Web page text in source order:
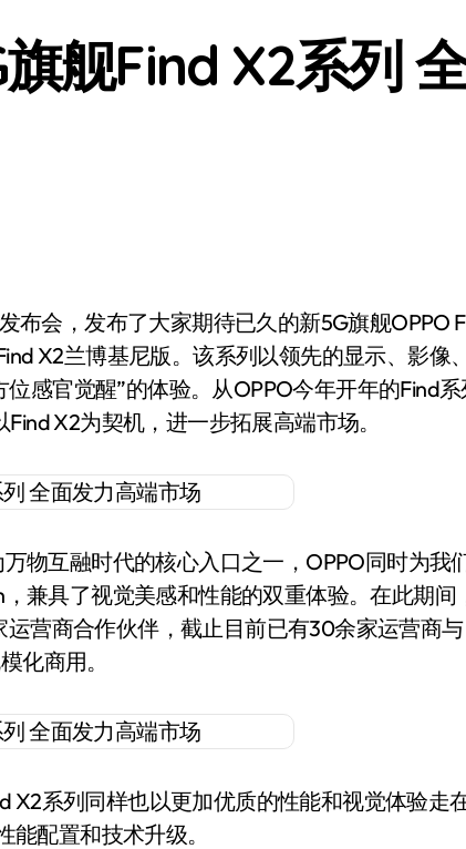
舰Find X2系列
布会，发布了大家期待已久的新5G旗舰OPPO
X2兰博基尼版。该系列以领先的显示、影像、
感官觉醒”的体验。从OPPO今年开年的Find系
X2为契机，进一步拓展高端市场。
物互融时代的核心入口之一，OPPO同时为我
兼具了视觉美感和性能的双重体验。在此期间
运营商合作伙伴，截止目前已有30余家运营商与
化商用。
X2系列同样也以更加优质的性能和视觉体验走
配置和技术升级。